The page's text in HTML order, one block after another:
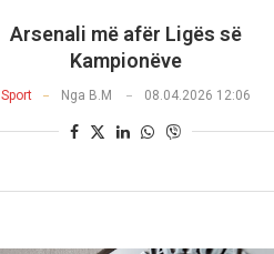
Arsenali më afër Ligës së
Kampionëve
Sport Nga B.M 08.04.2026 12:06